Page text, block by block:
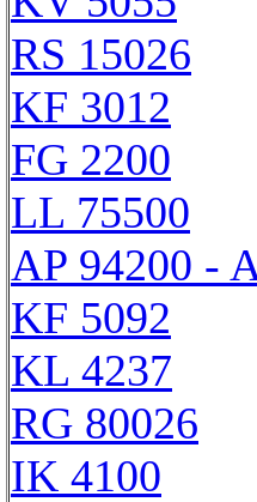
RS 15026
KF 3012
FG 2200
LL 75500
AP 94200 -
KF 5092
KL 4237
RG 80026
IK 4100